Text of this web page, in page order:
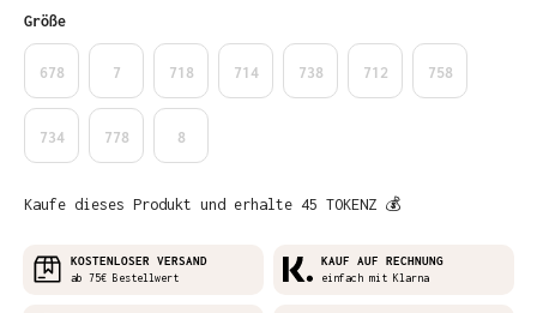
Größeauswählen
678 7 718 714 738 712 758
734 778 8
Kaufe dieses Produkt und erhalte 45 TOKENZ 💰
KOSTENLOSER VERSAND
ab 75€ Bestellwert
KAUF AUF RECHNUNG
einfach mit Klarna